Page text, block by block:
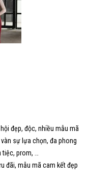
đẹp, độc, nhiều mẫu mã
sự lựa chọn, đa phong
prom, …
đãi, mẫu mã cam kết đẹp